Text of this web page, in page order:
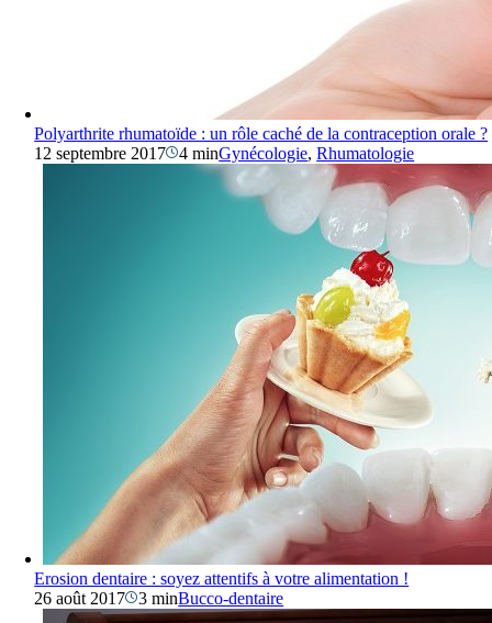
Polyarthrite rhumatoïde : un rôle caché de la contraception orale ?
12 septembre 2017
4 minGynécologie,Rhumatologie
Erosion dentaire : soyez attentifs à votre alimentation !
26 août 2017
3 minBucco-dentaire